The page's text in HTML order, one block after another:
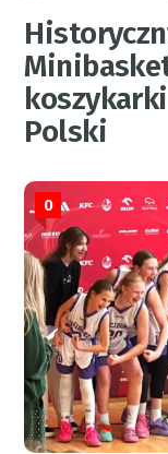
Polski
0